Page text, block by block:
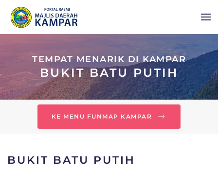
Skip to main content
TEMPAT MENARIK DI KAMPAR
BUKIT BATU PUTIH
KE MENU FUNMAP KAMPAR
BUKIT BATU PUTIH